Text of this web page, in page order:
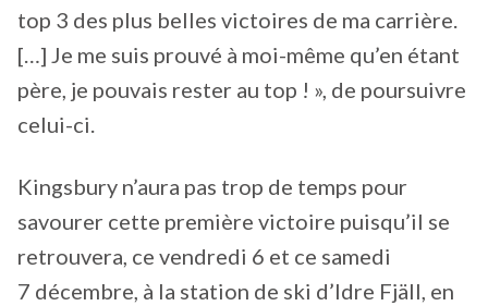
top 3 des plus belles victoires de ma carrière.
[…] Je me suis prouvé à moi-même qu’en étant
père, je pouvais rester au top ! », de poursuivre
celui-ci.
Kingsbury n’aura pas trop de temps pour
savourer cette première victoire puisqu’il se
retrouvera, ce vendredi 6 et ce samedi
7 décembre, à la station de ski d’Idre Fjäll, en